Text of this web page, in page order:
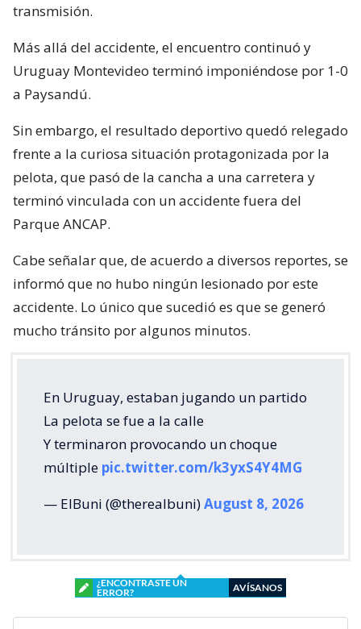
transmisión.
Más allá del accidente, el encuentro continuó y
Uruguay Montevideo terminó imponiéndose por 1-0
a Paysandú.
Sin embargo, el resultado deportivo quedó relegado
frente a la curiosa situación protagonizada por la
pelota, que pasó de la cancha a una carretera y
terminó vinculada con un accidente fuera del
Parque ANCAP.
Cabe señalar que, de acuerdo a diversos reportes, se
informó que no hubo ningún lesionado por este
accidente. Lo único que sucedió es que se generó
mucho tránsito por algunos minutos.
En Uruguay, estaban jugando un partido
La pelota se fue a la calle
Y terminaron provocando un choque
múltiple pic.twitter.com/k3yxS4Y4MG
— ElBuni (@therealbuni)August 8, 2026
¿ENCONTRASTE UN
ERROR?
AVÍSANOS